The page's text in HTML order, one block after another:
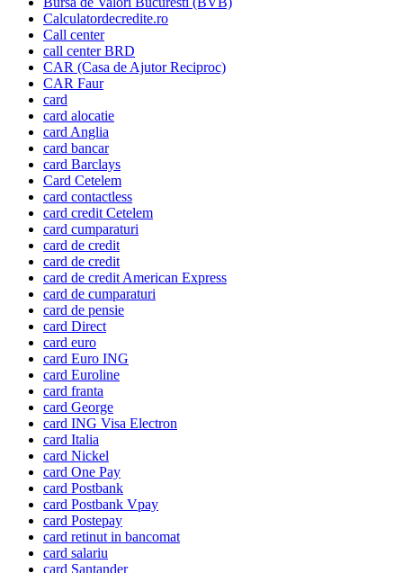
Calculatordecredite.ro
Call center
call center BRD
CAR (Casa de Ajutor Reciproc)
CAR Faur
card
card alocatie
card Anglia
card bancar
card Barclays
Card Cetelem
card contactless
card credit Cetelem
card cumparaturi
card de credit
card de credit
card de credit American Express
card de cumparaturi
card de pensie
card Direct
card euro
card Euro ING
card Euroline
card franta
card George
card ING Visa Electron
card Italia
card Nickel
card One Pay
card Postbank
card Postbank Vpay
card Postepay
card retinut in bancomat
card salariu
card Santander